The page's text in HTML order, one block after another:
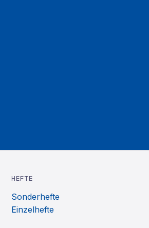
HEFTE
Sonderhefte
Einzelhefte